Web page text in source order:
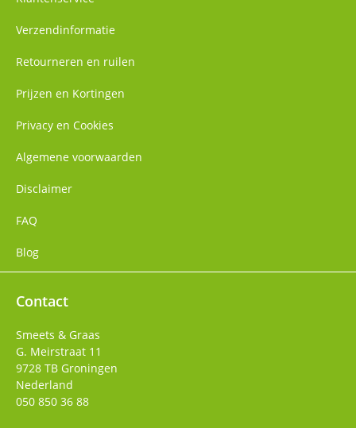
Verzendinformatie
Retourneren en ruilen
Prijzen en Kortingen
Privacy en Cookies
Algemene voorwaarden
Disclaimer
FAQ
Blog
Contact
Smeets & Graas
G. Meirstraat 11
9728 TB Groningen
Nederland
050 850 36 88